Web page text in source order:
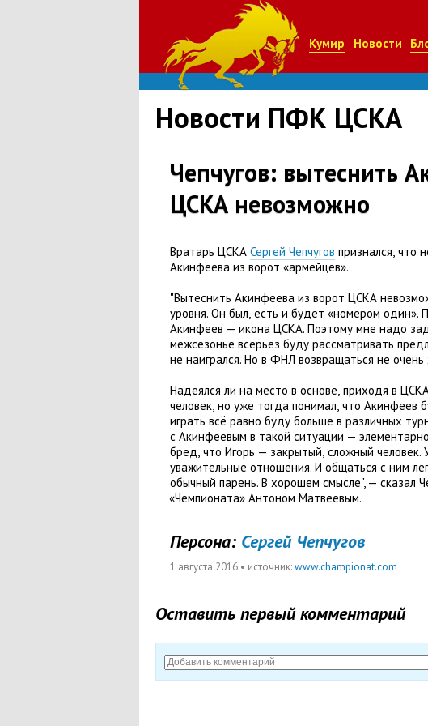
Кумир Новости
Новости ПФК ЦСКА
Чепчугов: вытеснить
ЦСКА невозможно
Вратарь ЦСКА Сергей Чепчугов признался, что
Акинфеева из ворот «армейцев».
"Вытеснить Акинфеева из ворот ЦСКА
уровня. Он был, есть и будет «номером один».
Акинфеев — икона ЦСКА. Поэтому мне надо
межсезонье всерьёз буду рассматривать
не наигрался. Но в ФНЛ возвращаться не очень
Надеялся ли на место в основе, приходя в
человек, но уже тогда понимал, что Акинфеев
играть всё равно буду больше в различных
с Акинфеевым в такой ситуации —
бред, что Игорь — закрытый, сложный человек.
уважительные отношения. И общаться с ним
обычный парень. В хорошем смысле", — сказал
«Чемпионата» Антоном Матвеевым.
Персона: Сергей Чепчугов
1 августа 2016 • источник:www.championat.com
Оставить первый комментарий